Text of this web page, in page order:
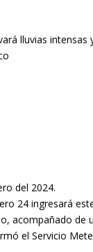
del 2024.
24 ingresará
acompañado de
el Servicio